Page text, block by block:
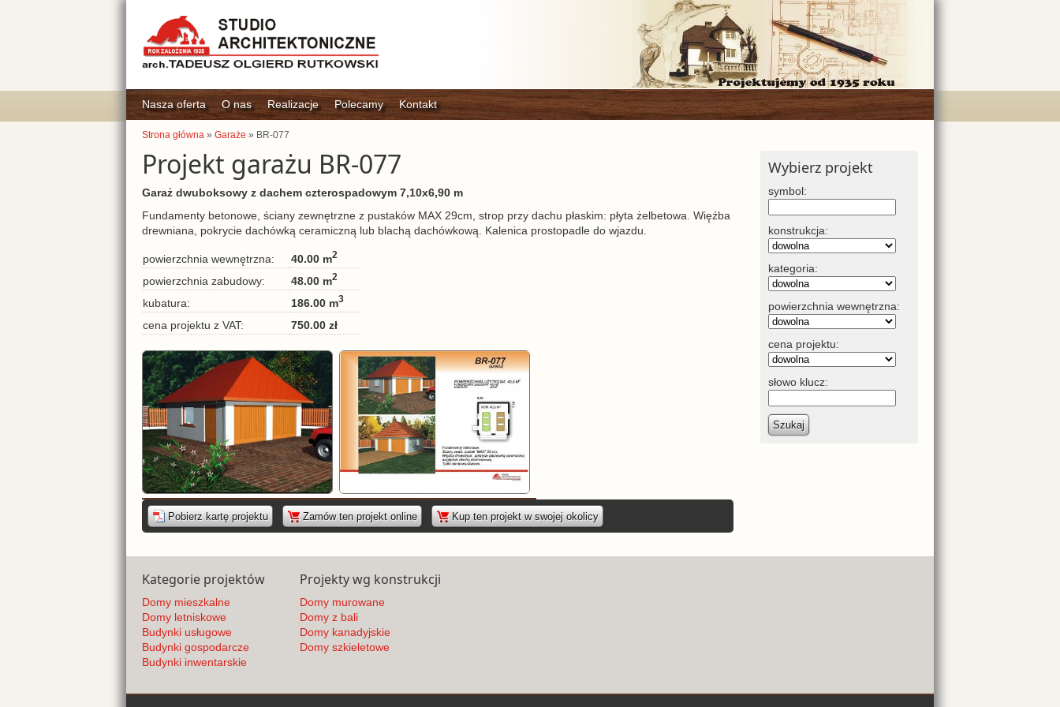
Nasza oferta O nas Realizacje Polecamy Kontakt
Strona główna » Garaże » BR-077
Projekt garażu BR-077
Garaż dwuboksowy z dachem czterospadowym 7,10x6,90 m
Fundamenty betonowe, ściany zewnętrzne z pustaków MAX 29cm, strop przy dachu płaskim: płyta żelbetowa. Więźba
drewniana, pokrycie dachówką ceramiczną lub blachą dachówkową. Kalenica prostopadle do wjazdu.
powierzchnia wewnętrzna: 40.00 m2
powierzchnia zabudowy: 48.00 m2
kubatura: 186.00 m3
cena projektu z VAT: 750.00 zł
Pobierz kartę projektu Zamów ten projekt online Kup ten projekt w swojej okolicy
Wybierz projekt
symbol:
konstrukcja:
kategoria:
powierzchnia wewnętrzna:
cena projektu:
słowo klucz:
Szukaj
Kategorie projektów
Domy mieszkalne
Domy letniskowe
Budynki usługowe
Budynki gospodarcze
Budynki inwentarskie
Projekty wg konstrukcji
Domy murowane
Domy z bali
Domy kanadyjskie
Domy szkieletowe